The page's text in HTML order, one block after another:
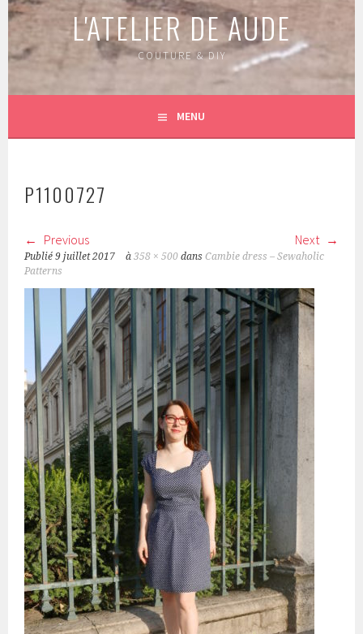
L'ATELIER DE AUDE
COUTURE & DIY
MENU
P1100727
Previous Next
Publié9 juillet 2017 à358 × 500 dansCambie dress – Sewaholic
Patterns